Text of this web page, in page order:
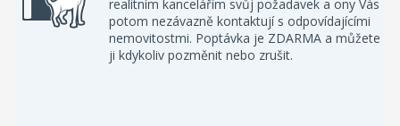
realitním kancelářím svůj požadavek a ony Vás
potom nezávazně kontaktují s odpovídajícími
nemovitostmi. Poptávka je ZDARMA a můžete
ji kdykoliv pozměnit nebo zrušit.